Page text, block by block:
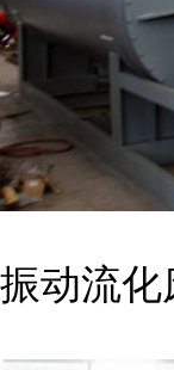
振动流化